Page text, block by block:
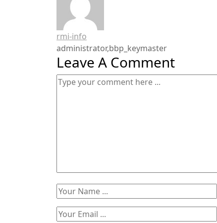
rmi-info
administrator,bbp_keymaster
Leave A Comment